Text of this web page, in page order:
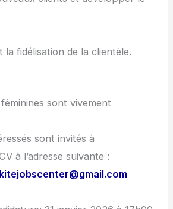
la fidélisation de la clientèle.
sont vivement
sont invités à
à l’adresse suivante :